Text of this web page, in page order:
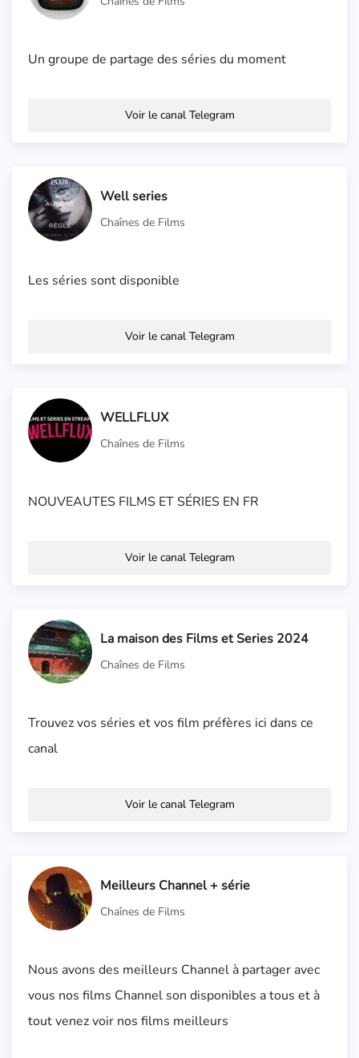
Un groupe de partage des séries du moment
Voir le canal Telegram
Well series
Chaînes de Films
Les séries sont disponible
Voir le canal Telegram
WELLFLUX
Chaînes de Films
NOUVEAUTES FILMS ET SÉRIES EN FR
Voir le canal Telegram
La maison des Films et Series 2024
Chaînes de Films
Trouvez vos séries et vos film préfères ici dans ce
canal
Voir le canal Telegram
Meilleurs Channel + série
Chaînes de Films
Nous avons des meilleurs Channel à partager avec
vous nos films Channel son disponibles a tous et à
tout venez voir nos films meilleurs